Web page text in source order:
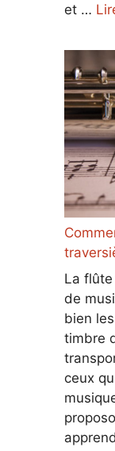
et …
La
de
bien
timbre
ceux